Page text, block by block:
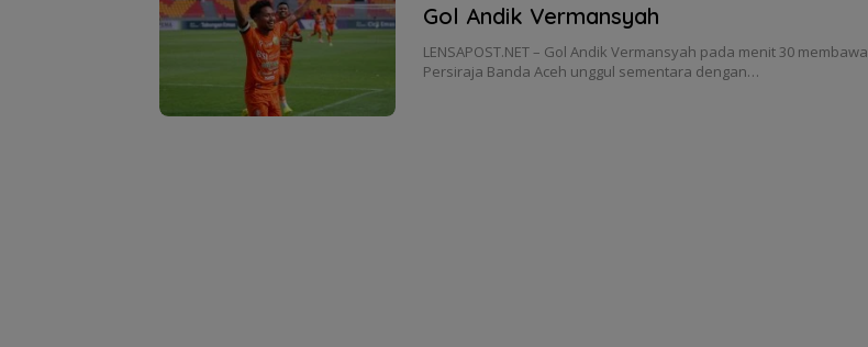
Gol Andik Vermansyah
LENSAPOST.NET – Gol Andik Vermansyah pada menit 30 membawa
Persiraja Banda Aceh unggul sementara dengan…